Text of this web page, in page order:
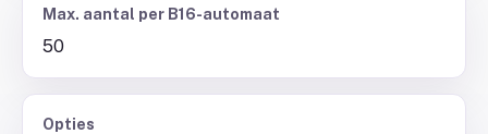
Max. aantal per B16-automaat
50
Opties